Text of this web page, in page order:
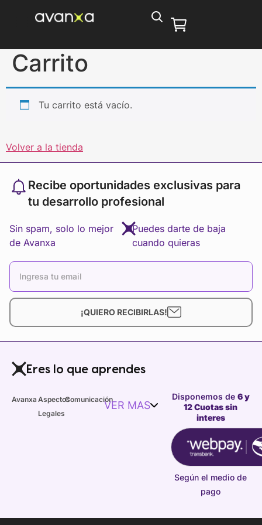
Carrito
Tu carrito está vacío.
Volver a la tienda
Recibe oportunidades exclusivas para
tu desarrollo profesional
¡QUIERO RECIBIRLAS!
Sin spam, solo lo mejor
de Avanxa
Puedes darte de baja
cuando quieras
Eres lo que aprendes
Avanxa Aspectos
Legales
ComunicaciónVER MAS
Disponemos de 6 y
12 Cuotas sin
interes
Según el medio de
pago